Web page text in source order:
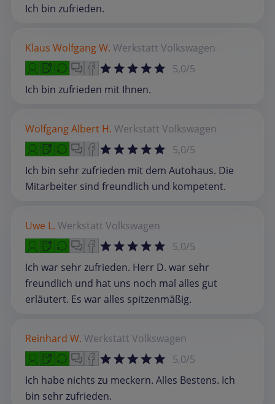
Ich bin zufrieden.
Klaus Wolfgang W. Werkstatt Volkswagen
5,0/5
Ich bin zufrieden mit Ihnen.
Wolfgang Albert H. Werkstatt Volkswagen
5,0/5
Ich bin sehr zufrieden mit dem Autohaus. Die
Mitarbeiter sind freundlich und kompetent.
Uwe L. Werkstatt Volkswagen
5,0/5
Ich war sehr zufrieden. Herr D. war sehr
freundlich und hat uns noch mal alles gut
erläutert. Es war alles spitzenmäßig.
Reinhard W. Werkstatt Volkswagen
5,0/5
Ich habe nichts zu meckern. Alles Bestens. Ich
bin sehr zufrieden.